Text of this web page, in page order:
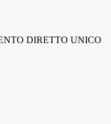
DIRETTO UNICO